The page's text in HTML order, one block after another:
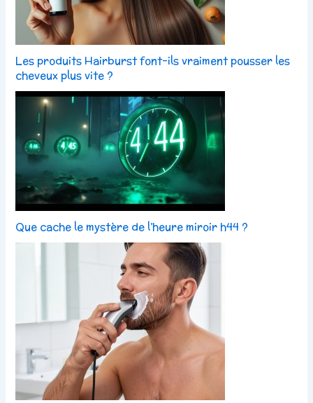
Les produits Hairburst font-ils vraiment pousser les
cheveux plus vite ?
Que cache le mystère de l’heure miroir h44 ?